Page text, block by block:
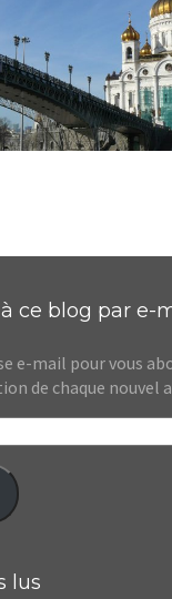
ce blog par e-
e-mail pour vous
de chaque nouvel
lus